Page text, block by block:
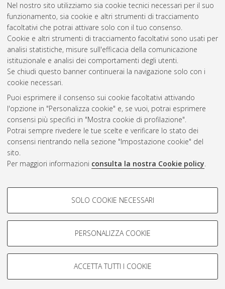
Nel nostro sito utilizziamo sia cookie tecnici necessari per il suo
funzionamento, sia cookie e altri strumenti di tracciamento
facoltativi che potrai attivare solo con il tuo consenso.
Cookie e altri strumenti di tracciamento facoltativi sono usati per
analisi statistiche, misure sull'efficacia della comunicazione
istituzionale e analisi dei comportamenti degli utenti.
Se chiudi questo banner continuerai la navigazione solo con i
cookie necessari.
Puoi esprimere il consenso sui cookie facoltativi attivando
l'opzione in "Personalizza cookie" e, se vuoi, potrai esprimere
consensi più specifici in "Mostra cookie di profilazione".
Potrai sempre rivedere le tue scelte e verificare lo stato dei
consensi rientrando nella sezione "Impostazione cookie" del
sito.
Per maggiori informazioni consulta la nostra Cookie policy.
COOKIE DI PROFILAZIONE -
Si tratta di cookie utilizzati per analizzare le caratteristiche della
navigazione degli utenti, creare profili in base al loro comportamento
Mostra cookie di profilazione
COOKIE TECNICI - NECESSARI
SOLO COOKIE NECESSARI
PERSONALIZZA COOKIE
ACCETTA TUTTI I COOKIE
Gestione del documento:
Atom
Rss 1.0
Rss 2.0
AMS Laurea
Impostazioni Cookie
Informativa sulla privacy
Condizioni d’uso del sito